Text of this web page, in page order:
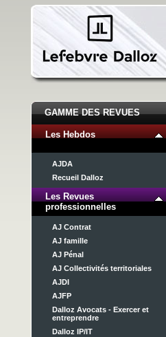
GAMME DES REVUES
Les Hebdos
AJDA
Recueil Dalloz
Les Revues
professionnelles
AJ Contrat
AJ famille
AJ Pénal
AJ Collectivités territoriales
AJDI
AJFP
Dalloz Avocats - Exercer et
entreprendre
Dalloz IP/IT